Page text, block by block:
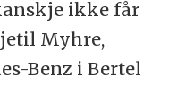
ikke får
Myhre,
Benz i Bertel